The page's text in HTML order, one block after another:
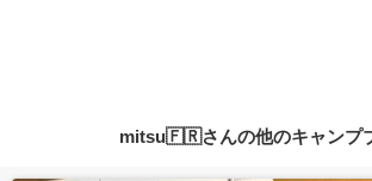
mitsu🇫🇷さんの他のキャンプ